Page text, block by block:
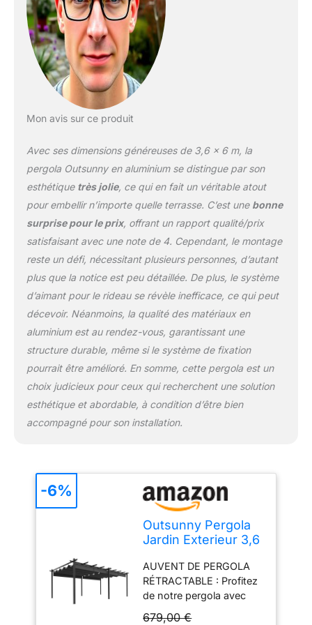
INSTALLATION SUR
TOUS TYPES DE SOLS :
Utilisez les 12 piquets et
vis d'expansion inclus
pour monter facilement
notre pergola en
stabilisateur dans les
pieds larges de la pergola
POLYVALENTE : Notre
terrasse s'adapte à
n'importe quel style
extérieur. Elle est parfaite
pour délimiter une zone
spa ou aménager un
coin repas en plein air.
Que ce soit dans le
jardin, près de la piscine
grande pergola offre la
possibilité de créer divers
espaces extérieurs
SPÉCIFICATIONS :
Dimensions totales :
cm
Mon avis sur ce produit
Avec ses dimensions généreuses de 3,6 x 6 m, la
pergola Outsunny en aluminium se distingue par son
esthétique très jolie, ce qui en fait un véritable atout
pour embellir n’importe quelle terrasse. C’est une bonne
surprise pour le prix, offrant un rapport qualité/prix
satisfaisant avec une note de 4. Cependant, le montage
reste un défi, nécessitant plusieurs personnes, d’autant
plus que la notice est peu détaillée. De plus, le système
d’aimant pour le rideau se révèle inefficace, ce qui peut
décevoir. Néanmoins, la qualité des matériaux en
aluminium est au rendez-vous, garantissant une
structure durable, même si le système de fixation
pourrait être amélioré. En somme, cette pergola est un
choix judicieux pour ceux qui recherchent une solution
esthétique et abordable, à condition d’être bien
accompagné pour son installation.
Outsunny Pergola
Jardin Exterieur 3,6
rétractable pour
terrasse Structure
en Aluminium +
Toile Polyester -
AUVENT DE PERGOLA
RÉTRACTABLE : Profitez
de notre pergola avec
679,00 €
-6%